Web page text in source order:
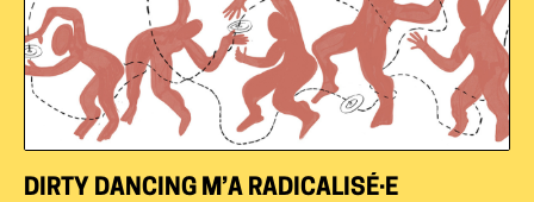
DIRTY DANCING M’A RADICALISÉ·E